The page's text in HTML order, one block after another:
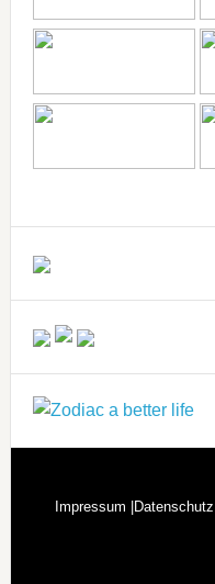
Impressum | Datenschutz |